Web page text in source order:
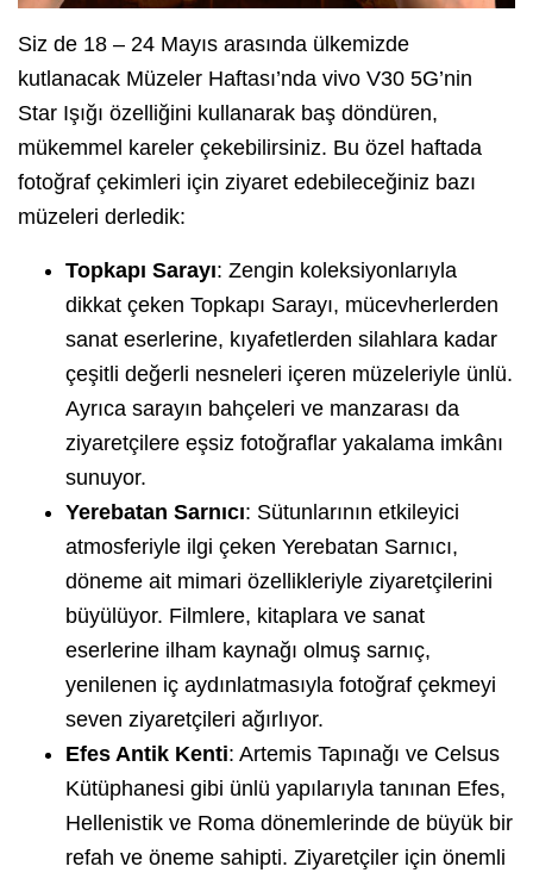
Siz de 18 – 24 Mayıs arasında ülkemizde
kutlanacak Müzeler Haftası’nda vivo V30 5G’nin
Star Işığı özelliğini kullanarak baş döndüren,
mükemmel kareler çekebilirsiniz. Bu özel haftada
fotoğraf çekimleri için ziyaret edebileceğiniz bazı
müzeleri derledik:
Topkapı Sarayı: Zengin koleksiyonlarıyla
dikkat çeken Topkapı Sarayı, mücevherlerden
sanat eserlerine, kıyafetlerden silahlara kadar
çeşitli değerli nesneleri içeren müzeleriyle ünlü.
Ayrıca sarayın bahçeleri ve manzarası da
ziyaretçilere eşsiz fotoğraflar yakalama imkânı
sunuyor.
Yerebatan Sarnıcı: Sütunlarının etkileyici
atmosferiyle ilgi çeken Yerebatan Sarnıcı,
döneme ait mimari özellikleriyle ziyaretçilerini
büyülüyor. Filmlere, kitaplara ve sanat
eserlerine ilham kaynağı olmuş sarnıç,
yenilenen iç aydınlatmasıyla fotoğraf çekmeyi
seven ziyaretçileri ağırlıyor.
Efes Antik Kenti: Artemis Tapınağı ve Celsus
Kütüphanesi gibi ünlü yapılarıyla tanınan Efes,
Hellenistik ve Roma dönemlerinde de büyük bir
refah ve öneme sahipti. Ziyaretçiler için önemli